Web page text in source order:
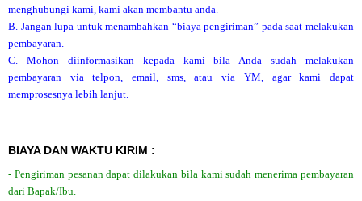
menghubungi kami, kami akan membantu anda.
B. Jangan lupa untuk menambahkan “biaya pengiriman” pada saat melakukan
pembayaran.
C. Mohon diinformasikan kepada kami bila Anda sudah melakukan
pembayaran via telpon, email, sms, atau via YM, agar kami dapat
memprosesnya lebih lanjut.
BIAYA DAN WAKTU KIRIM :
- Pengiriman pesanan dapat dilakukan bila kami sudah menerima pembayaran
dari Bapak/Ibu.